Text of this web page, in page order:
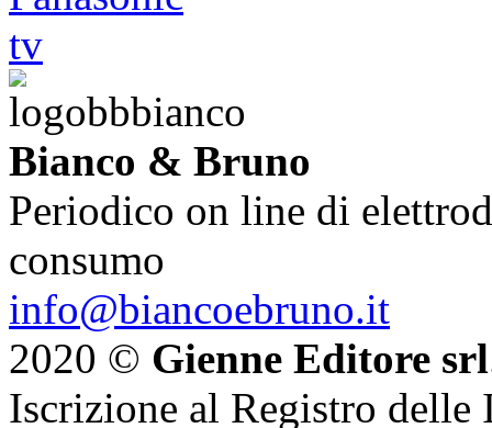
Bianco & Bruno
Periodico on line di
consumo
info@biancoebruno.it
2020 © Gienne Editore srl
Iscrizione al Registro delle